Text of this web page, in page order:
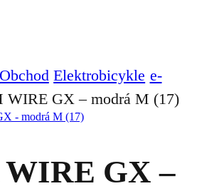
Obchod Elektrobicykle e-
WIRE GX – modrá M (17)
GX –